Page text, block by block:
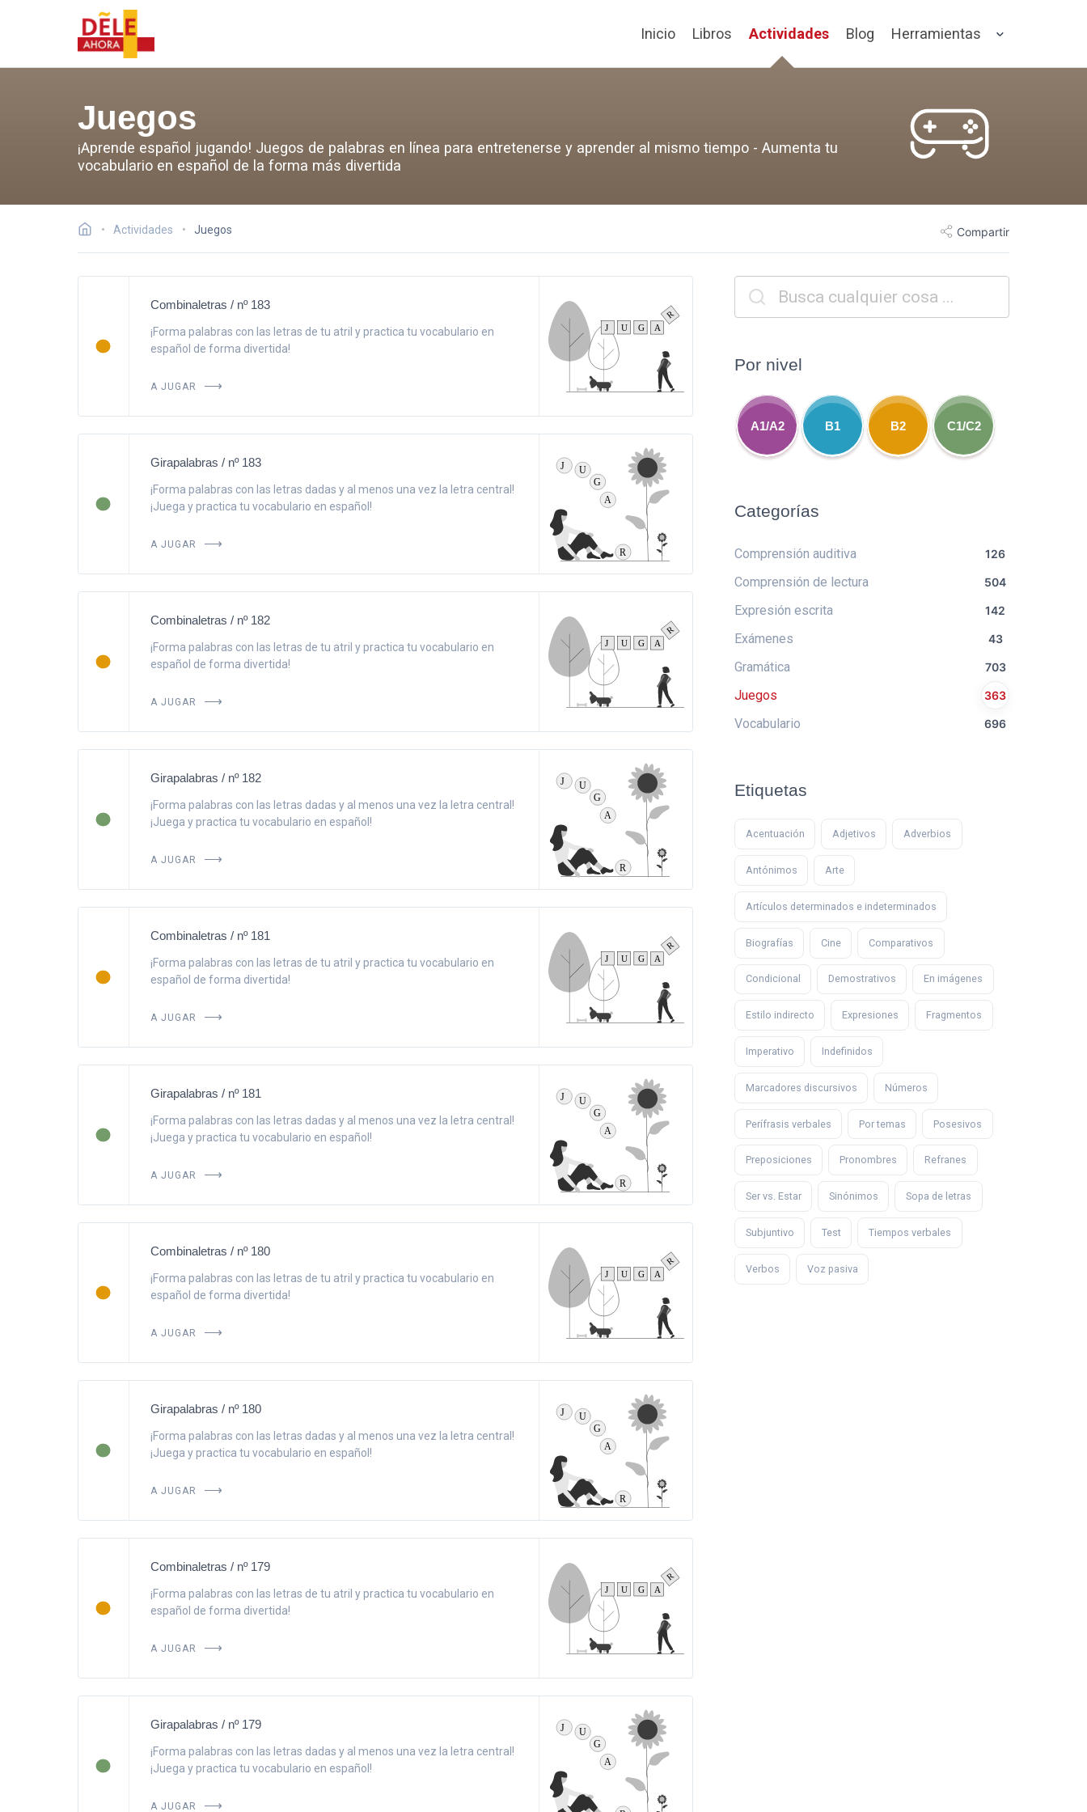
Inicio Libros Actividades Blog Herramientas
Juegos
¡Aprende español jugando! Juegos de palabras en línea para entretenerse y aprender al mismo tiempo - Aumenta tu
vocabulario en español de la forma más divertida
Actividades Juegos Compartir
Combinaletras / nº 183
¡Forma palabras con las letras de tu atril y practica tu vocabulario en
español de forma divertida!
A JUGAR
Girapalabras / nº 183
¡Forma palabras con las letras dadas y al menos una vez la letra central!
¡Juega y practica tu vocabulario en español!
A JUGAR
Combinaletras / nº 182
¡Forma palabras con las letras de tu atril y practica tu vocabulario en
español de forma divertida!
A JUGAR
Girapalabras / nº 182
¡Forma palabras con las letras dadas y al menos una vez la letra central!
¡Juega y practica tu vocabulario en español!
A JUGAR
Combinaletras / nº 181
¡Forma palabras con las letras de tu atril y practica tu vocabulario en
español de forma divertida!
A JUGAR
Girapalabras / nº 181
¡Forma palabras con las letras dadas y al menos una vez la letra central!
¡Juega y practica tu vocabulario en español!
A JUGAR
Combinaletras / nº 180
¡Forma palabras con las letras de tu atril y practica tu vocabulario en
español de forma divertida!
A JUGAR
Girapalabras / nº 180
¡Forma palabras con las letras dadas y al menos una vez la letra central!
¡Juega y practica tu vocabulario en español!
A JUGAR
Combinaletras / nº 179
¡Forma palabras con las letras de tu atril y practica tu vocabulario en
español de forma divertida!
A JUGAR
Girapalabras / nº 179
¡Forma palabras con las letras dadas y al menos una vez la letra central!
¡Juega y practica tu vocabulario en español!
A JUGAR
Por nivel
A1/A2 B1 B2 C1/C2
Categorías
Comprensión auditiva 126
Comprensión de lectura 504
Expresión escrita 142
Exámenes 43
Gramática 703
Juegos 363
Vocabulario 696
Etiquetas
Acentuación Adjetivos Adverbios
Antónimos Arte
Artículos determinados e indeterminados
Biografías Cine Comparativos
Condicional Demostrativos En imágenes
Estilo indirecto Expresiones Fragmentos
Imperativo Indefinidos
Marcadores discursivos Números
Perífrasis verbales Por temas Posesivos
Preposiciones Pronombres Refranes
Ser vs. Estar Sinónimos Sopa de letras
Subjuntivo Test Tiempos verbales
Verbos Voz pasiva